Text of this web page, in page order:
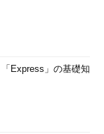
Express」の基礎知